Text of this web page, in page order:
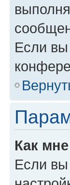
Если
Как
Если вы